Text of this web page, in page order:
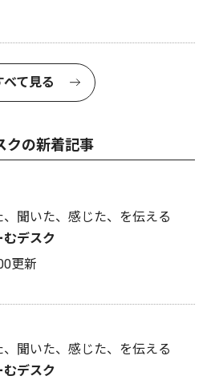
べて見る
クの新着記事
聞いた、感じた、を伝える
むデスク
更新
聞いた、感じた、を伝える
むデスク